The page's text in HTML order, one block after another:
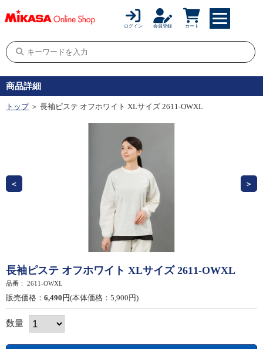
ログイン 会員登録 カート
商品詳細
トップ＞ 長袖ピステ オフホワイト XLサイズ 2611-OWXL
長袖ピステ オフホワイト XLサイズ 2611-OWXL
品番： 2611-OWXL
販売価格： 6,490円(本体価格：5,900円)
数量